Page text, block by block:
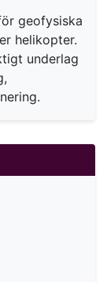
geofysiska
helikopter.
underlag